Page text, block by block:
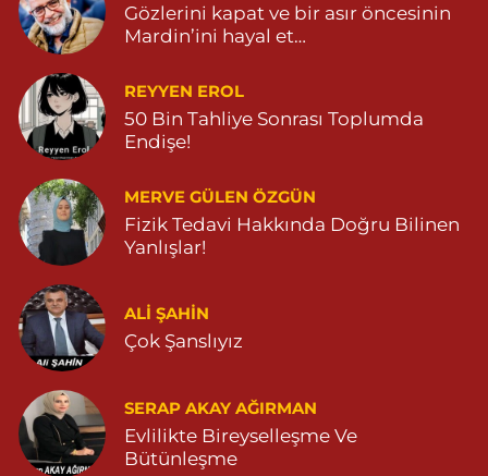
Gözlerini kapat ve bir asır öncesinin
Mardin’ini hayal et…
REYYEN EROL
50 Bin Tahliye Sonrası Toplumda
Endişe!
MERVE GÜLEN ÖZGÜN
Fizik Tedavi Hakkında Doğru Bilinen
Yanlışlar!
ALI ŞAHİN
Çok Şanslıyız
SERAP AKAY AĞIRMAN
Evlilikte Bireyselleşme Ve
Bütünleşme